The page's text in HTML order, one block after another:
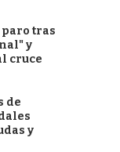
paro tras
y
cruce
de
y